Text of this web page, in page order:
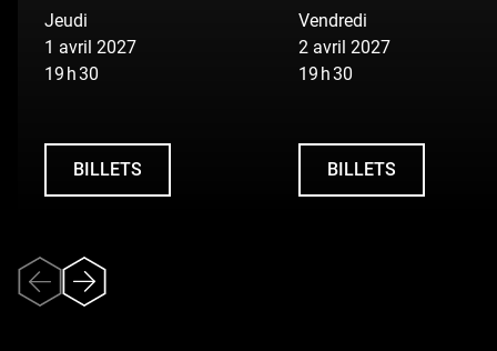
mondiale qui ravive peurs, réflexes et stigmates. À la
frontière du documentaire et de la fiction, le récit retrace le
parcours de Gaëtan Dugas — de son adolescence à
narrateur que se tisse la dramaturgie : un regard qui
confronte les souvenirs personnels aux récits collectifs, et
les fantômes du passé aux inquiétudes du présent.
Une œuvre qui fait dialoguer les époques, où se croisent la
lucidité de l’homme mûr, l’insouciance de la jeunesse des
années 80 et la vulnérabilité révélée par la pandémie
Jeudi
1 avril 2027
19 h 30
BILLETS
UNDEFINED
Vendredi
2 avril 2027
19 h 30
BILLETS
UNDEFINED